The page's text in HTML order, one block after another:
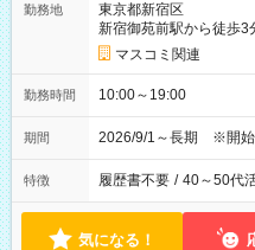
勤務地
東京都新宿区
新宿御苑前駅から徒歩3
マスコミ関連
勤務時間 10:00～19:00
期間 2026/9/1～長期 ※開
特徴 履歴書不要 / 40～50代
気になる！